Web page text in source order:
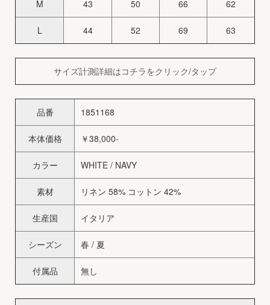
M 43 50 66 62
L 44 52 69 63
サイズ計測詳細はコチラをクリック/タップ
品番 1851168
本体価格 ￥38,000-
カラー WHITE / NAVY
素材 リネン 58% コットン 42%
生産国 イタリア
シーズン 春 / 夏
付属品 無し